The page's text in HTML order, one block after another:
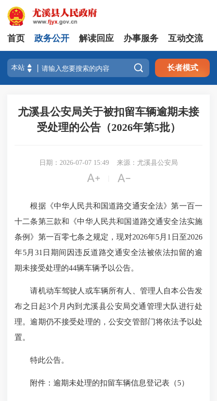
首页 政务公开 解读回应 办事服务 互动交流
 长者模式
尤溪县公安局关于被扣留车辆逾期未接
受处理的公告（2026年第5批）
日期：2026-07-07 15:49 来源：尤溪县公安局
 
根据《中华人民共和国道路交通安全法》第一百一
十二条第三款和《中华人民共和国道路交通安全法实施
条例》第一百零七条之规定，现对2026年5月1日至2026
年5月31日期间因违反道路交通安全法被依法扣留的逾
期未接受处理的44辆车辆予以公告。
请机动车驾驶人或车辆所有人、管理人自本公告发
布之日起3个月内到尤溪县公安局交通管理大队进行处
理。逾期仍不接受处理的，公安交管部门将依法予以处
置。
特此公告。
附件：逾期未处理的扣留车辆信息登记表（5）